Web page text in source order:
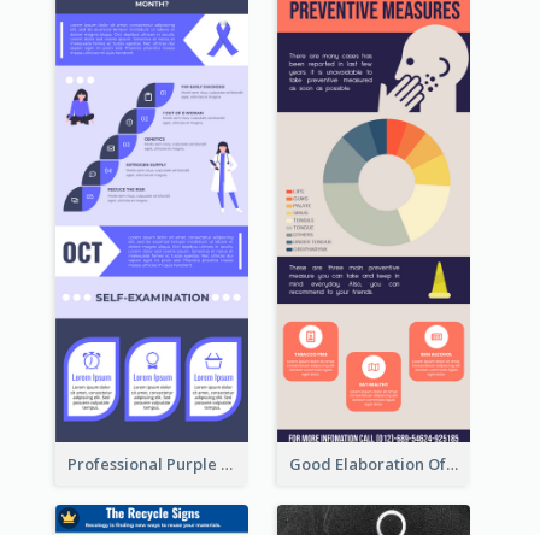
Professional Purple Ribbon Infographic Design Template Good Elaboration Of Cancer Cases Infographic Design Template